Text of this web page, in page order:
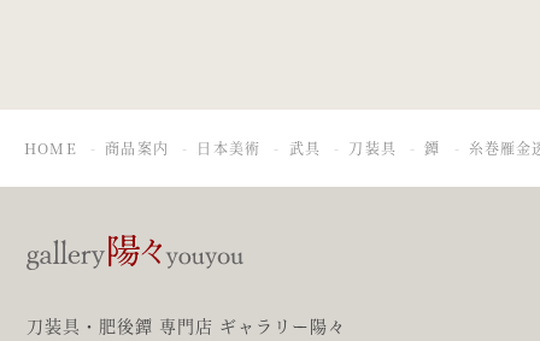
HOME 商品案内 日本美術 武具 刀装具 鐔 糸巻雁金
刀装具・肥後鐔 専門店 ギャラリー陽々